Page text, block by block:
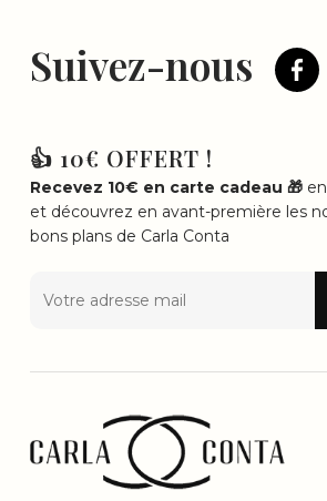
Suivez-nous
👍 10€ OFFERT !
Recevez 10€ en carte cadeau 🎁en
et découvrez en avant-première les
bons plans de Carla Conta